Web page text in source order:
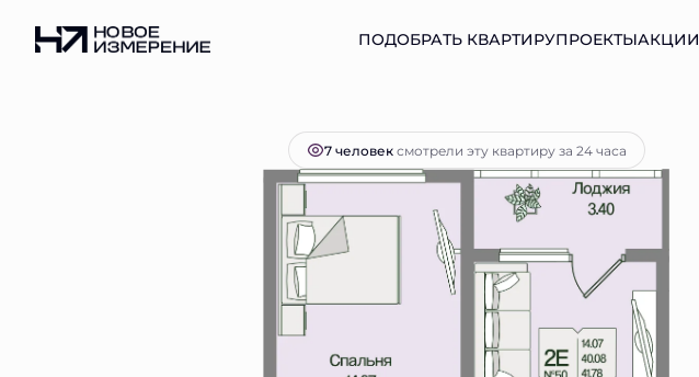
ПОДОБРАТЬ КВАРТИРУПРОЕКТЫАКЦИИ
1-комнатная41.78 м 10 920 906 руб.Ипотекаот 15 398 руб.
7 человексмотрели эту квартиру за 24 часа